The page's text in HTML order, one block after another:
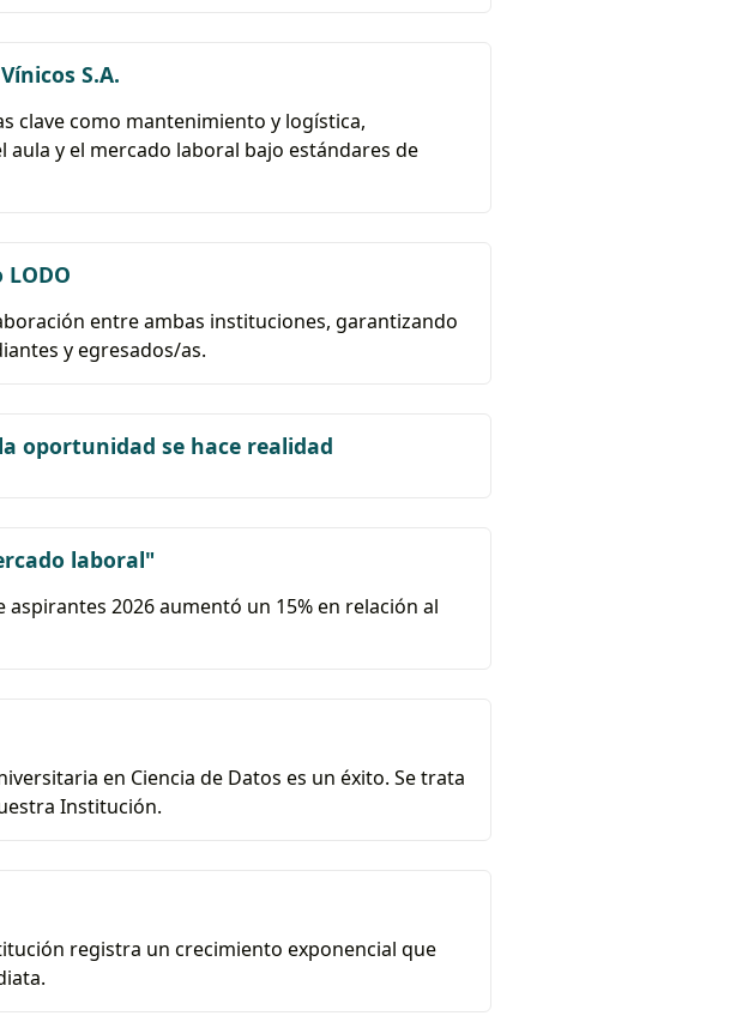
S.A.
clave como mantenimiento y logística,
y el mercado laboral bajo estándares de
entre ambas instituciones, garantizando
y egresados/as.
oportunidad se hace realidad
laboral"
2026 aumentó un 15% en relación al
en Ciencia de Datos es un éxito. Se trata
Institución.
registra un crecimiento exponencial que